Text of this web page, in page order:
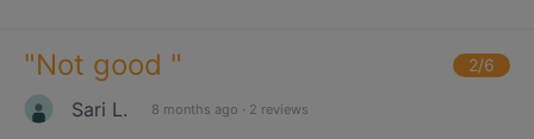
"Not good " 2/6
Sari L. 8 months ago · 2 reviews